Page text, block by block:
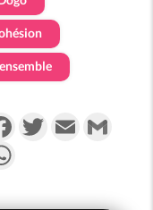
ensemble
FacebookTwitterEmail